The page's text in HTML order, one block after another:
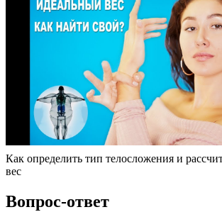
Как определить тип телосложения и
вес
Вопрос-ответ